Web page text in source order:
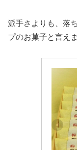
派手さよりも、落
プのお菓子と言えま